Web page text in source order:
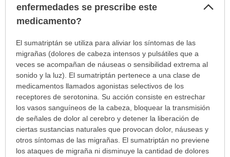
enfermedades se prescribe este
medicamento?
¿Para
cuáles
condiciones
enfermedades
prescribe
este
medicamento?
sido
El sumatriptán se utiliza para aliviar los síntomas de las
migrañas (dolores de cabeza intensos y pulsátiles que a
veces se acompañan de náuseas o sensibilidad extrema al
sonido y la luz). El sumatriptán pertenece a una clase de
medicamentos llamados agonistas selectivos de los
receptores de serotonina. Su acción consiste en estrechar
los vasos sanguíneos de la cabeza, bloquear la transmisión
de señales de dolor al cerebro y detener la liberación de
ciertas sustancias naturales que provocan dolor, náuseas y
otros síntomas de las migrañas. El sumatriptán no previene
los ataques de migraña ni disminuye la cantidad de dolores